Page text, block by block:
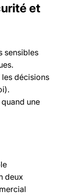
et
sensibles
décisions
une
deux